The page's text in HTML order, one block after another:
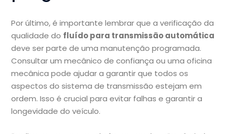
Por último, é importante lembrar que a verificação da
qualidade do fluído para transmissão automática
deve ser parte de uma manutenção programada.
Consultar um mecânico de confiança ou uma oficina
mecânica pode ajudar a garantir que todos os
aspectos do sistema de transmissão estejam em
ordem. Isso é crucial para evitar falhas e garantir a
longevidade do veículo.